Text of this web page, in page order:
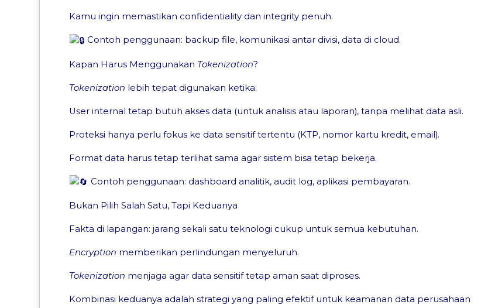
Kamu ingin memastikan confidentiality dan integrity penuh.
Contoh penggunaan: backup file, komunikasi antar divisi, data di cloud.
Kapan Harus Menggunakan Tokenization?
Tokenization lebih tepat digunakan ketika:
User internal tetap butuh akses data (untuk analisis atau laporan), tanpa melihat data asli.
Proteksi hanya perlu fokus ke data sensitif tertentu (KTP, nomor kartu kredit, email).
Format data harus tetap terlihat sama agar sistem bisa tetap bekerja.
Contoh penggunaan: dashboard analitik, audit log, aplikasi pembayaran.
Bukan Pilih Salah Satu, Tapi Keduanya
Fakta di lapangan: jarang sekali satu teknologi cukup untuk semua kebutuhan.
Encryption memberikan perlindungan menyeluruh.
Tokenization menjaga agar data sensitif tetap aman saat diproses.
Kombinasi keduanya adalah strategi yang paling efektif untuk keamanan data perusahaan